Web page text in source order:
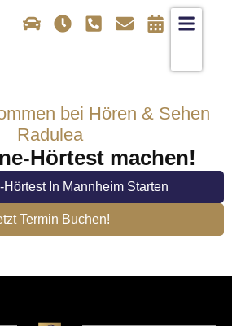
bei Hören & Sehen
Radulea
Hörtest machen!
In Mannheim Starten
Termin Buchen!